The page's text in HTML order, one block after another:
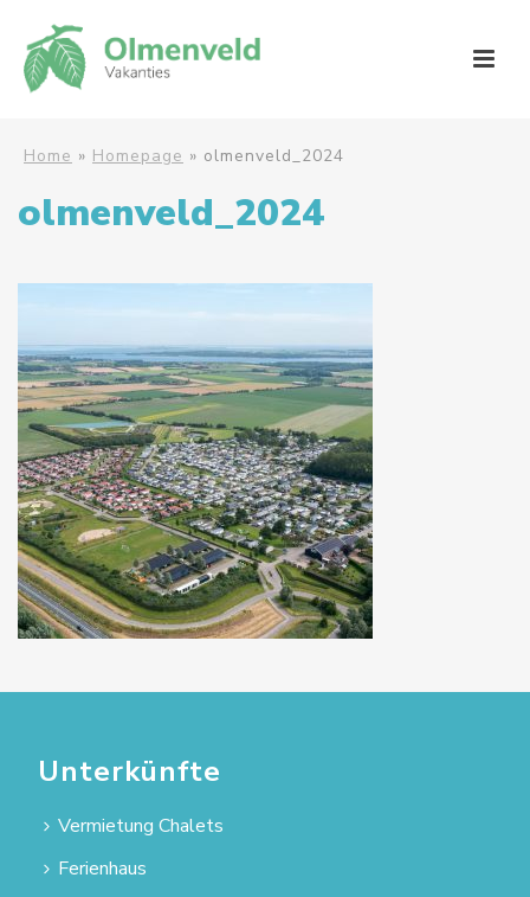
Home » Homepage » olmenveld_2024
olmenveld_2024
Unterkünfte
Vermietung Chalets
Ferienhaus